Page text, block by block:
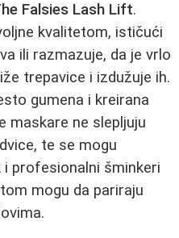
Falsies Lash Lift.
kvalitetom, ističući
ili razmazuje, da je vrlo
trepavice i izdužuje ih.
gumena i kreirana
maskare ne slepljuju
te se mogu
profesionalni šminkeri
mogu da pariraju